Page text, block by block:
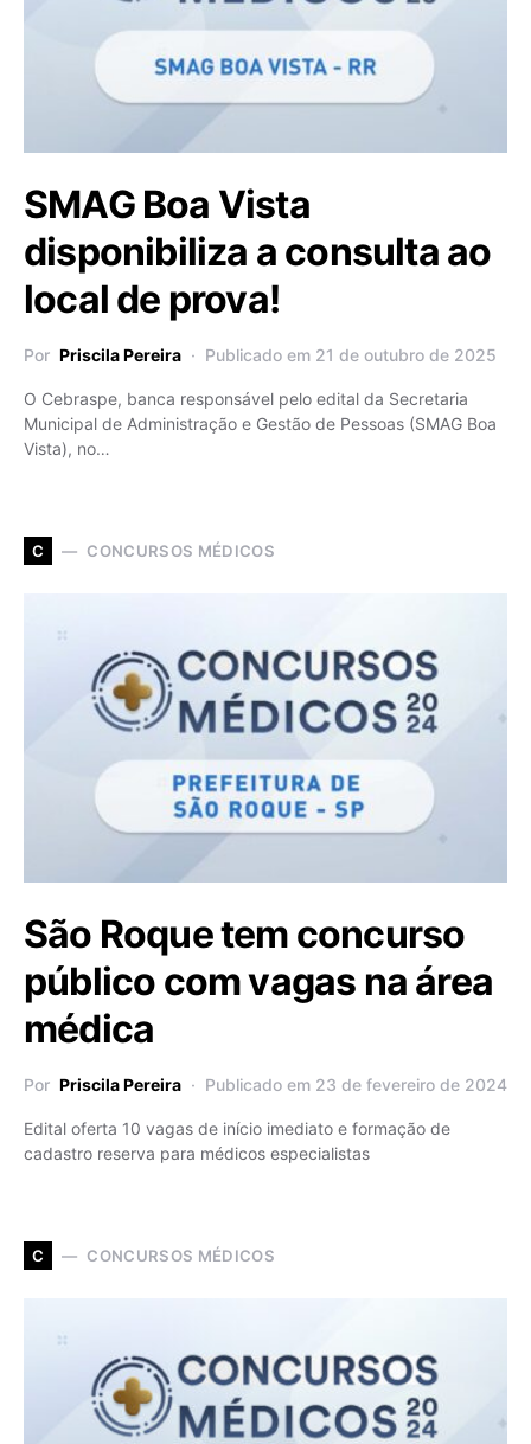
SMAG Boa Vista
disponibiliza a consulta ao
local de prova!
Por Priscila Pereira Publicado em 21 de outubro de 2025
O Cebraspe, banca responsável pelo edital da Secretaria
Municipal de Administração e Gestão de Pessoas (SMAG Boa
Vista), no…
C CONCURSOS MÉDICOS
São Roque tem concurso
público com vagas na área
médica
Por Priscila Pereira Publicado em 23 de fevereiro de 2024
Edital oferta 10 vagas de início imediato e formação de
cadastro reserva para médicos especialistas
C CONCURSOS MÉDICOS